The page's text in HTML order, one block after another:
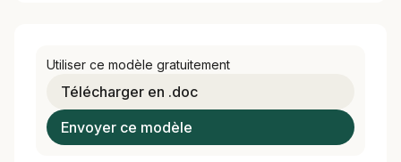
Utiliser ce modèle gratuitement
Télécharger en .doc
Envoyer ce modèle